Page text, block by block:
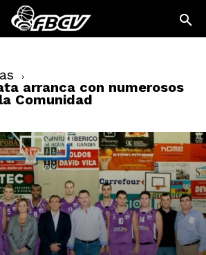
arranca con numerosos
Comunidad